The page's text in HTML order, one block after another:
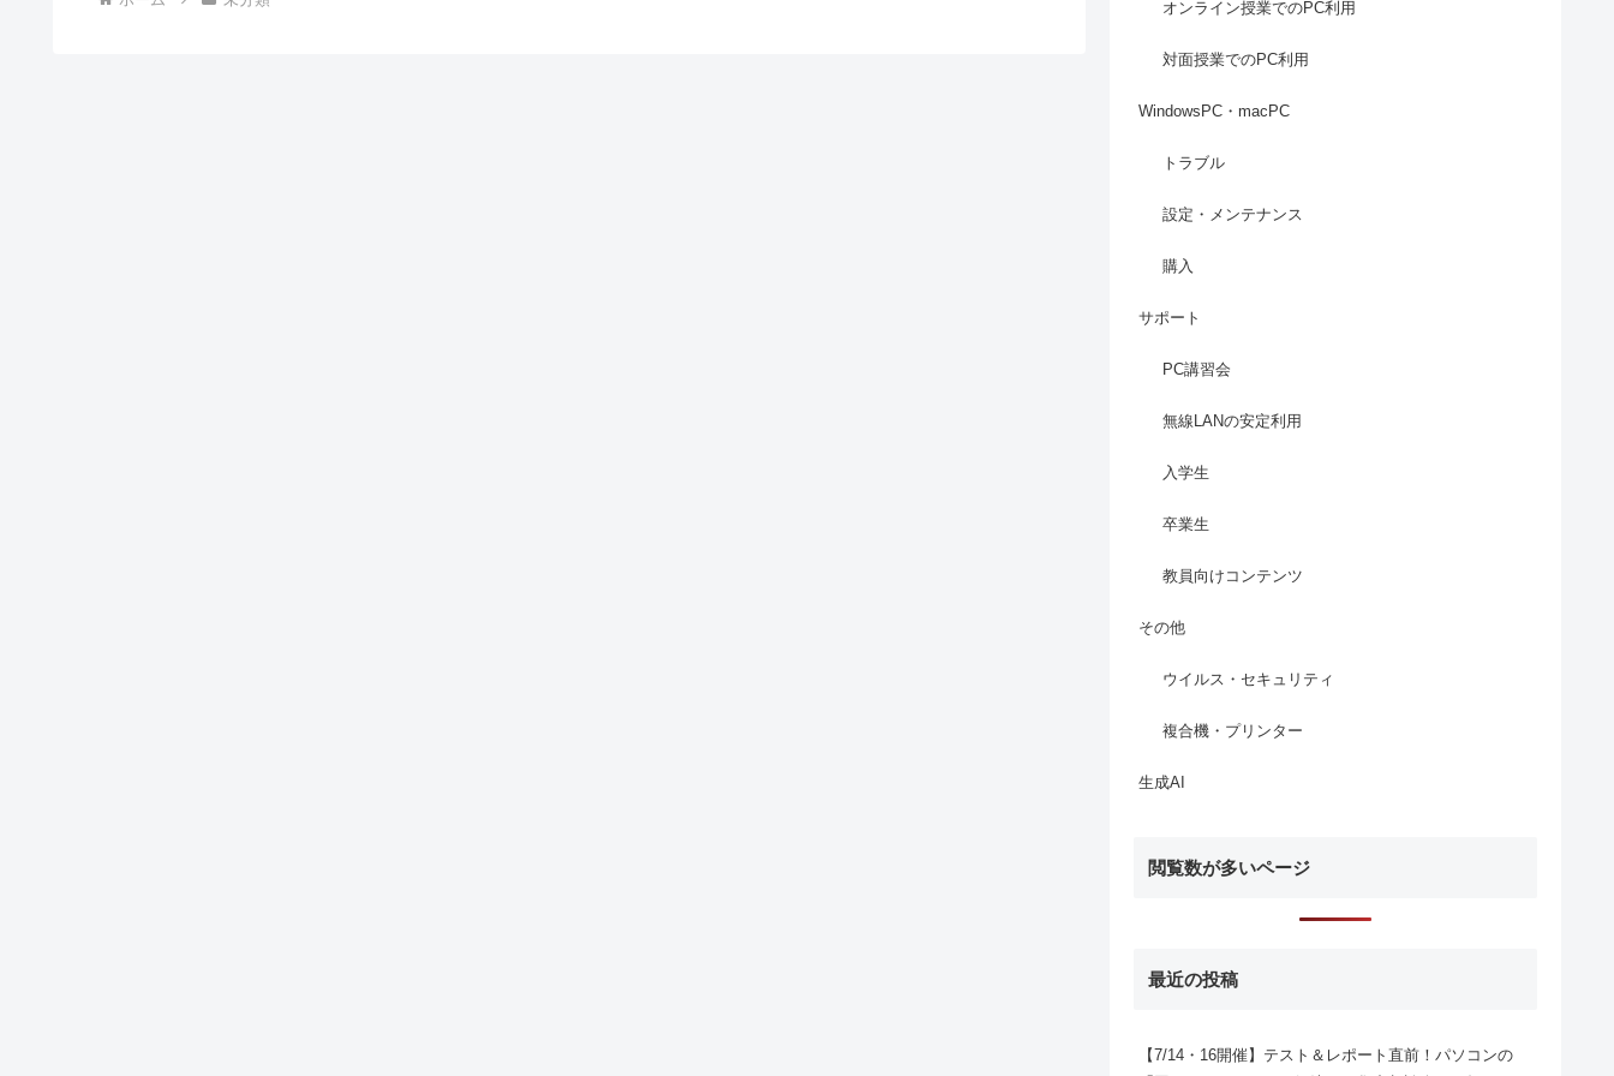
オンライン授業でのPC利用
対面授業でのPC利用
WindowsPC・macPC
トラブル
設定・メンテナンス
購入
サポート
PC講習会
無線LANの安定利用
入学生
卒業生
教員向けコンテンツ
その他
ウイルス・セキュリティ
複合機・プリンター
生成AI
閲覧数が多いページ
最近の投稿
【7/14・16開催】テスト＆レポート直前！パソコンの